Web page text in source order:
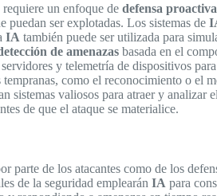
un enfoque de defensa proactiva
puedan ser explotadas. Los sistemas de
IA también puede ser utilizada para
de amenazas basada en el
y telemetría de dispositivos
como el reconocimiento o el
sistemas valiosos para atraer y analizar el
de que el ataque se materialice.
parte de los atacantes como de los
de la seguridad emplearán IA para